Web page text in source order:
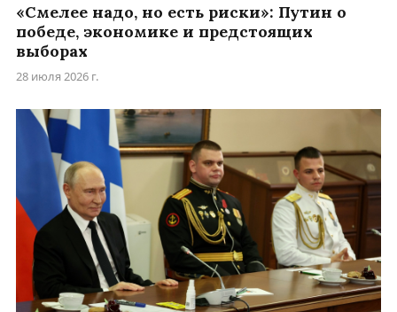
«Смелее надо, но есть риски»: Путин о
победе, экономике и предстоящих
выборах
28 июля 2026 г.